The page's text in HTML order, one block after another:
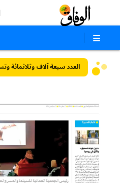
العدد سبعة آلاف وثلاثمائة وتسعة